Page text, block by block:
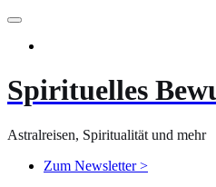
Zum
springen
Spirituelles
Astralreisen, Spiritualität und mehr
Zum Newsletter >